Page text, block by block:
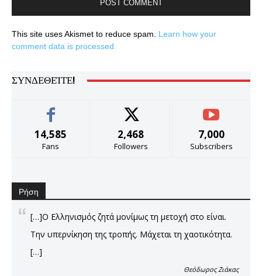
This site uses Akismet to reduce spam. Learn how your
comment data is processed.
ΣΥΝΔΕΘΕΊΤΕ!
14,585
Fans
2,468
Followers
7,000
Subscribers
Ρήση
[…]Ο Ελληνισμός ζητά μονίμως τη μετοχή στο είναι.
Την υπερνίκηση της τροπής. Μάχεται τη χαοτικότητα.
[…]
Θεόδωρος Ζιάκας